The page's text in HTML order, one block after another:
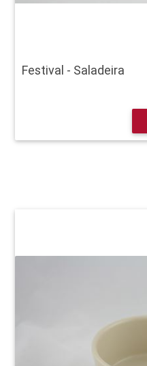
Festival - Saladeira